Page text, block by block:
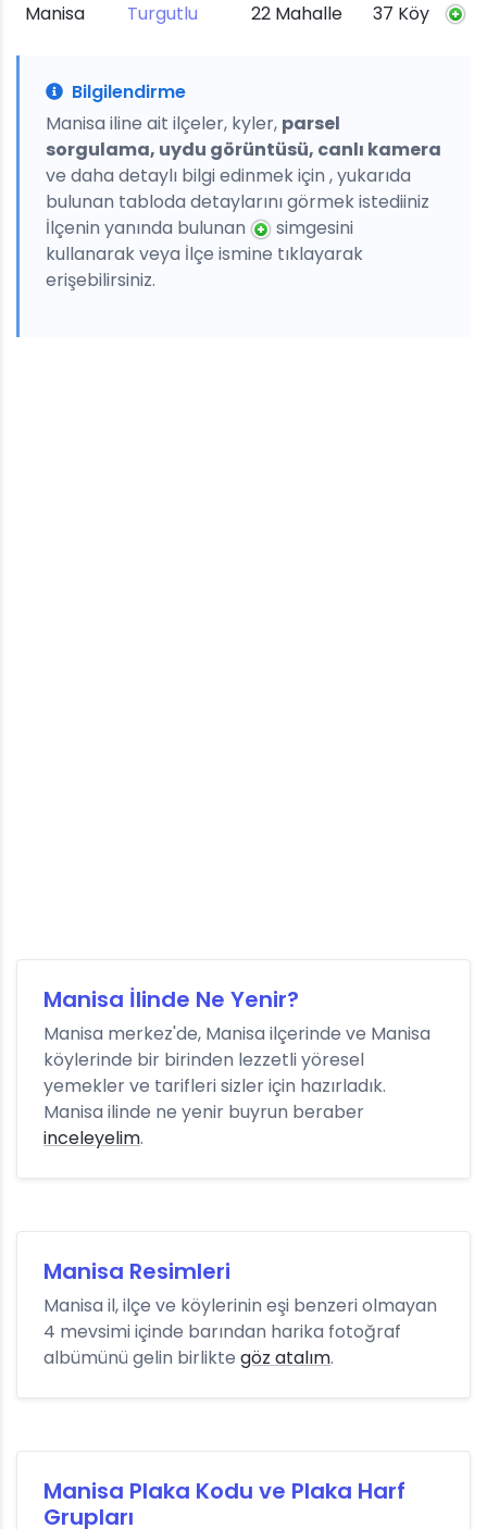
Manisa
Turgutlu 22 Mahalle 37 Köy
Bilgilendirme
Manisa iline ait ilçeler, kyler, parsel
sorgulama, uydu görüntüsü, canlı kamera
ve daha detaylı bilgi edinmek için , yukarıda
bulunan tabloda detaylarını görmek istediiniz
İlçenin yanında bulunan
simgesini
kullanarak veya İlçe ismine tıklayarak
erişebilirsiniz.
Manisa İlinde Ne Yenir?
Manisa merkez'de, Manisa ilçerinde ve Manisa
köylerinde bir birinden lezzetli yöresel
yemekler ve tarifleri sizler için hazırladık.
Manisa ilinde ne yenir buyrun beraber
inceleyelim.
Manisa Resimleri
Manisa il, ilçe ve köylerinin eşi benzeri olmayan
4 mevsimi içinde barından harika fotoğraf
albümünü gelin birlikte göz atalım.
Manisa Plaka Kodu ve Plaka Harf
Grupları